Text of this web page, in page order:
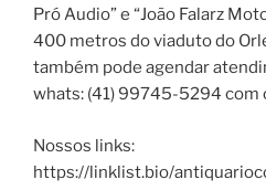
Pró Audio” e “João Falarz
400 metros do viaduto do
também pode agendar
whats: (41) 99745-5294 com
Nossos links:
https://linklist.bio/